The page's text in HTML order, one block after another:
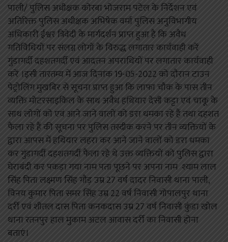
पाली/ पुलिस अधीक्षक कोरबा भोजराम पटेल के निर्देशन एवं
अतिरिक्त पुलिस अधीक्षक अभिषेक वर्मा पुलिस अनुविभागीय
अधिकारी ईश्वर त्रिवेदी के मार्गदर्शन प्राप्त हुआ है कि अवैध
गतिविधियों पर संलग्न लोगों के विरुद्ध लगातार कार्यवाही करें
गुंडागर्दी दहशतगर्दी एवं आदतन अपराधियों पर लगातार कार्यवाही
करें ।इसी तारतम्य में आज दिनांक 19-05-2022 को दौरान टाउन
पेट्रोलिंग मुखबिर से सूचना प्राप्त हुआ कि लाफा चौक के पास तीन
व्यक्ति मोटरसाइकिल के साथ अवैध हथियार देसी कट्टा एवं चाकू के
साथ लोगों को एवं आने जाने वालों को डरा धमका रहे हैं तथा दहशत
फैला रहे हैं की सूचना पर पुलिस तस्दीक करने पर तीन व्यक्तियों के
द्वारा आपस में हथियार लहरा कर आने जाने वालों को डरा धमका
कर गुंडागर्दी दहशतगर्दी फैला रहे थे उक्त व्यक्तियों को पुलिस द्वारा
घेराबंदी कर पकड़ा गया नाम पता पूछने पर अपना नाम श्याम लाल
सिंह पिता लक्ष्मण सिंह गौड़ उम्र 27 वर्ष दादर निवासी थाना पाली,
विनय कुमार पिता समर सिंह उम्र 22 वर्ष निवासी गोपालपुर थाना
दर्री एवं शीतल दास पिता कनकदास उम्र 27 वर्ष निवासी कुंडा खोल
थाना रतनपुर हाल मुकाम अटल आवास दर्री का निवासी होना
बताएं।